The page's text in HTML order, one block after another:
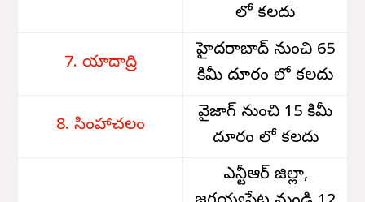
లో కలదు
7. యాదాద్రి
హైదరాబాద్ నుంచి 65
కిమీ దూరం లో కలదు
8. సింహాచలం
వైజాగ్ నుంచి 15 కిమీ
దూరం లో కలదు
ఎన్టీఆర్ జిల్లా,